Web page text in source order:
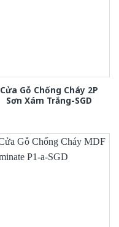
Cửa Gỗ Chống Cháy 2P
Sơn Xám Trắng-SGD